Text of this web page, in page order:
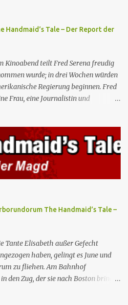
Handmaid’s Tale – Der Report der
Kinoabend teilt Fred Serena freudig
wurde; in drei Wochen würden
Regierung beginnen. Fred
Frau, eine Journalistin und
entschieden ab. Gegenwart. Die
Delegation aus Mexiko, um ein für
zu unterzeichnen.
Serena mit ihrem Buch „Der
von Gilead gilt und einen
ist. June und andere Mägde werden
Gilead” vorstellt. June nutzt die
vier Augen zu sprechen, ...
The Handmaid’s Tale –
Tante Elisabeth außer Gefecht
haben, gelingt es June und
zu fliehen. Am Bahnhof
den Zug, der sie nach Boston bringen